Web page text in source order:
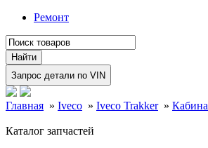
Ремонт
Главная » Iveco » Iveco Trakker » Кабина
Каталог запчастей